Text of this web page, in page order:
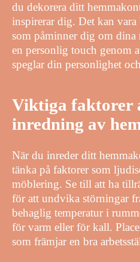
du dekorera ditt
inspirerar dig. Det kan
som påminner dig om dina
en personlig touch genom
speglar din personlighet
Viktiga faktorer
inredning av
När du inreder ditt
tänka på faktorer som
möblering. Se till att ha
för att undvika störningar
behaglig temperatur i
för varm eller för kall.
som främjar en bra